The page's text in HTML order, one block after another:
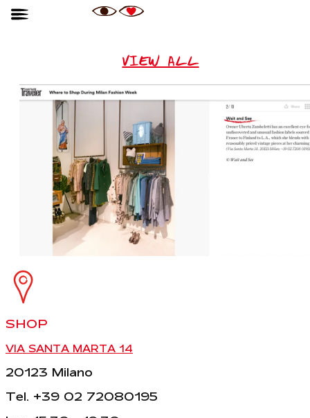
VIEW ALL
SHOP
VIA SANTA MARTA 14
20123 Milano
Tel. +39 02 72080195